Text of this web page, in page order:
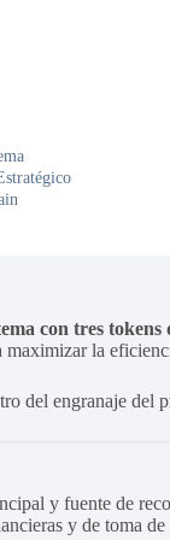
con tres
maximizar la
del engranaje del
y fuente de
y de toma